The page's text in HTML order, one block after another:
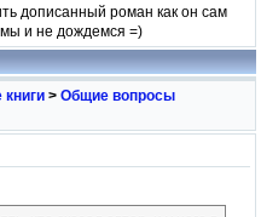
дописанный роман как он сам
мы и не дождемся =)
> Общие вопросы